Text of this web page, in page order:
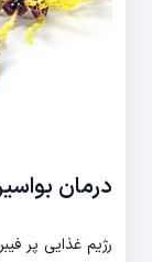
درمان
رژیم غذایی پر